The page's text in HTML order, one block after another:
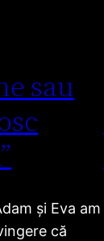
sau
și Eva am
că